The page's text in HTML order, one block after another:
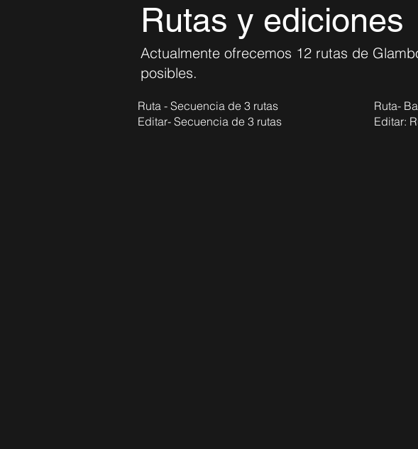
Rutas y ediciones
Actualmente ofrecemos 12 rutas de
posibles.
Ruta - Secuencia de 3 rutas
Editar- Secuencia de 3 rutas
Ruta-
Editar: